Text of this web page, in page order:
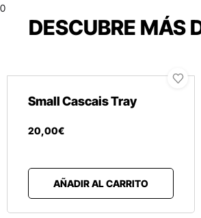
0
DESCUBRE MÁS
Small Cascais Tray
20,00€
AÑADIR AL CARRITO